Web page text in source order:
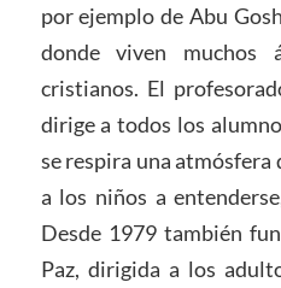
por ejemplo de Abu
donde viven muchos
cristianos. El
dirige a todos los
se respira una atmósfera
a los niños a
Desde 1979 también
Paz, dirigida a los